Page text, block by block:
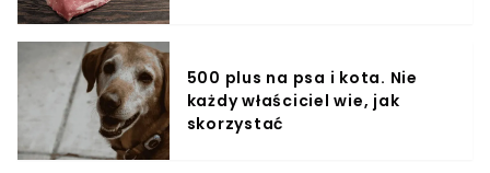
500 plus na psa i kota. Nie
każdy właściciel wie, jak
skorzystać